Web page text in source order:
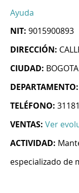
Ayuda
NIT: 9015900893
DIRECCIÓN:
CIUDAD:
DEPARTAMENTO:
TELÉFONO:
VENTAS: Ver
ACTIVIDAD:
especializado de